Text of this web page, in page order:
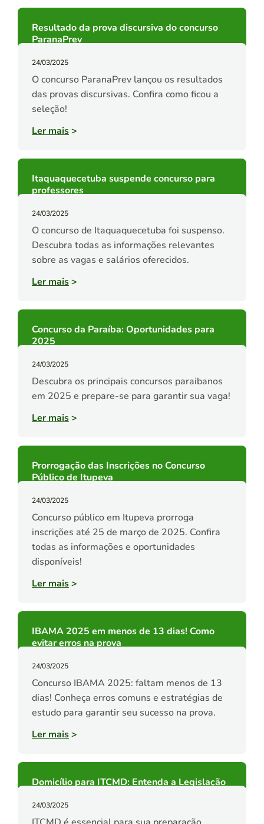
Resultado da prova discursiva do concurso
ParanaPrev
24/03/2025
O concurso ParanaPrev lançou os resultados
das provas discursivas. Confira como ficou a
seleção!
Ler mais>
Itaquaquecetuba suspende concurso para
professores
24/03/2025
O concurso de Itaquaquecetuba foi suspenso.
Descubra todas as informações relevantes
sobre as vagas e salários oferecidos.
Ler mais>
Concurso da Paraíba: Oportunidades para
2025
24/03/2025
Descubra os principais concursos paraibanos
em 2025 e prepare-se para garantir sua vaga!
Ler mais>
Prorrogação das Inscrições no Concurso
Público de Itupeva
24/03/2025
Concurso público em Itupeva prorroga
inscrições até 25 de março de 2025. Confira
todas as informações e oportunidades
disponíveis!
Ler mais>
IBAMA 2025 em menos de 13 dias! Como
evitar erros na prova
24/03/2025
Concurso IBAMA 2025: faltam menos de 13
dias! Conheça erros comuns e estratégias de
estudo para garantir seu sucesso na prova.
Ler mais>
Domicílio para ITCMD: Entenda a Legislação
24/03/2025